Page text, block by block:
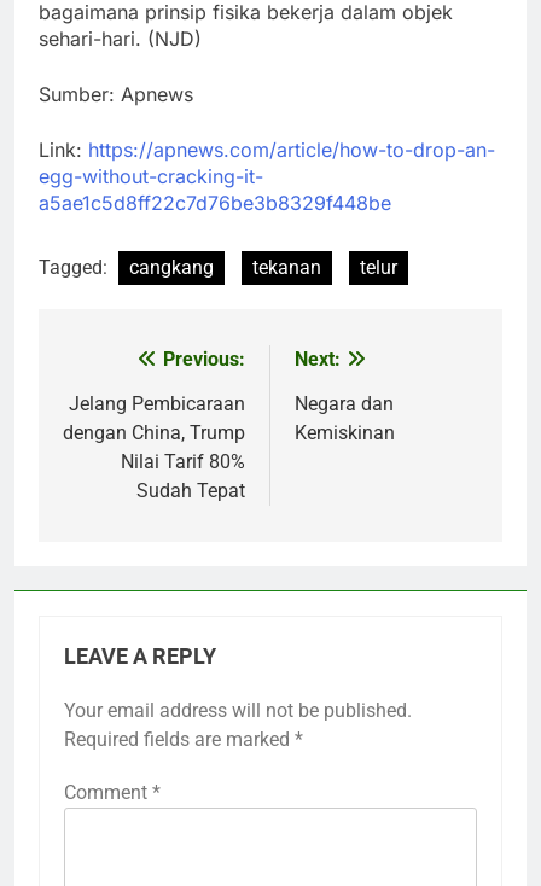
bagaimana prinsip fisika bekerja dalam objek
sehari-hari. (NJD)
Sumber: Apnews
Link: https://apnews.com/article/how-to-drop-an-
egg-without-cracking-it-
a5ae1c5d8ff22c7d76be3b8329f448be
Tagged: cangkang tekanan telur
navigation
Previous:
Jelang Pembicaraan
dengan China, Trump
Nilai Tarif 80%
Sudah Tepat
Next:
Negara dan
Kemiskinan
LEAVE A REPLY
Your email address will not be published.
Required fields are marked *
Comment *